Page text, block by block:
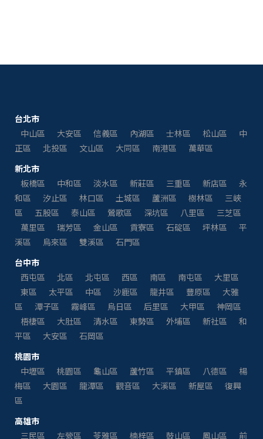
台北市
中山區
大安區 信義區 內湖區 士林區 松山區
中
正區
北投區 文山區 大同區 南港區
萬華區
新北市
板橋區
中和區 淡水區 新莊區 三重區 新店區
永
和區
汐止區 林口區 土城區 蘆洲區 樹林區
三峽
區
五股區 泰山區 鶯歌區 深坑區 八里區
三芝區
萬里區
瑞芳區 金山區 貢寮區 石碇區 坪林區
平
溪區
烏來區 雙溪區
石門區
台中市
西屯區
北區 北屯區 西區 南區 南屯區
大里區
東區
太平區 中區 沙鹿區 龍井區 豐原區
大雅
區
潭子區 霧峰區 烏日區 后里區 大甲區
神岡區
梧棲區
大肚區 清水區 東勢區 外埔區 新社區
和
平區
大安區
石岡區
桃園市
中壢區
桃園區 龜山區 蘆竹區 平鎮區 八德區
楊
梅區
大園區 龍潭區 觀音區 大溪區 新屋區
復興
區
高雄市
三民區
左營區 苓雅區 楠梓區 鼓山區 鳳山區 前